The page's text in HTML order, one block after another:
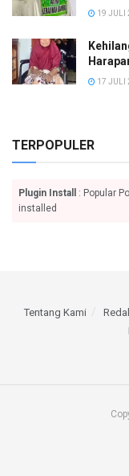
19 JULI
17 JULI
TERPOPULER
Plugin Install
: Popular
installed
Tentang Kami